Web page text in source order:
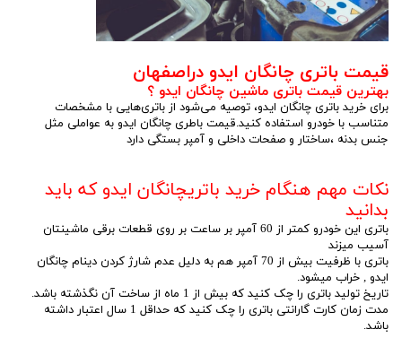
قیمت باتری چانگان ایدو دراصفهان
بهترین قیمت باتری ماشین چانگان ایدو ؟
برای خرید باتری چانگان ایدو، توصیه می‌شود از باتری‌هایی با مشخصات
متناسب با خودرو استفاده کنید.قیمت باطری چانگان ایدو به عواملی مثل
جنس بدنه ،ساختار و صفحات داخلی و آمپر بستگی دارد
نکات مهم هنگام خرید باتریچانگان ایدو که باید
بدانید
باتری این خودرو کمتر از 60 آمپر بر ساعت بر روی قطعات برقی ماشینتان
آسیب میزند
باتری با ظرفیت بیش از 70 آمپر هم به دلیل عدم شارژ کردن دینام چانگان
ایدو , خراب میشود.
تاریخ تولید باتری را چک کنید که بیش از 1 ماه از ساخت آن نگذشته باشد.
مدت زمان کارت گارانتی باتری را چک کنید که حداقل 1 سال اعتبار داشته
باشد.